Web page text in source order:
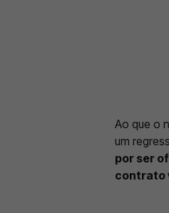
Ao que o
um
por ser
contrato